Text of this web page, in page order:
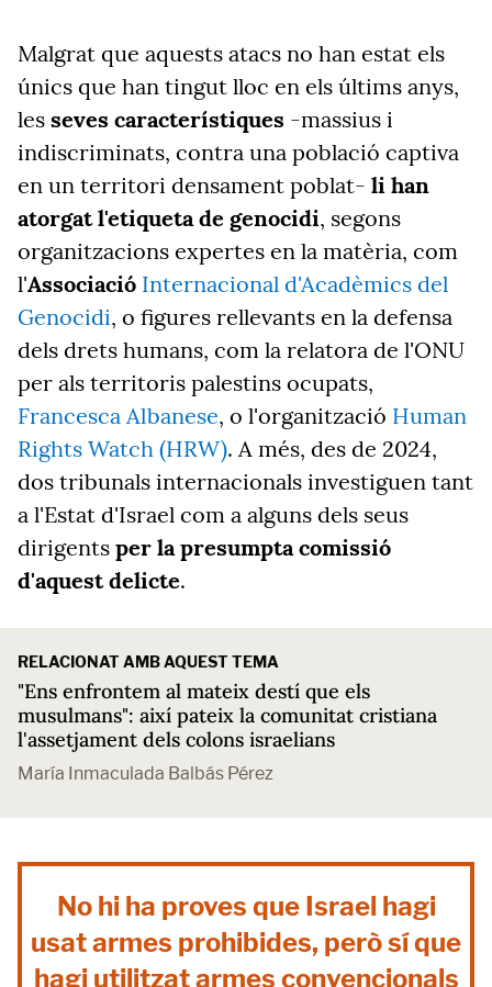
Malgrat que aquests atacs no han estat els
únics que han tingut lloc en els últims anys,
les seves característiques -massius i
indiscriminats, contra una població captiva
en un territori densament poblat- li han
atorgat l'etiqueta de genocidi, segons
organitzacions expertes en la matèria, com
l'Associació Internacional d'Acadèmics del
Genocidi, o figures rellevants en la defensa
dels drets humans, com la relatora de l'ONU
per als territoris palestins ocupats,
Francesca Albanese, o l'organització Human
Rights Watch (HRW). A més, des de 2024,
dos tribunals internacionals investiguen tant
a l'Estat d'Israel com a alguns dels seus
dirigents per la presumpta comissió
d'aquest delicte.
RELACIONAT AMB AQUEST TEMA
"Ens enfrontem al mateix destí que els
musulmans": així pateix la comunitat cristiana
l'assetjament dels colons israelians
María Inmaculada Balbás Pérez
No hi ha proves que Israel hagi
usat armes prohibides, però sí que
hagi utilitzat armes convencionals